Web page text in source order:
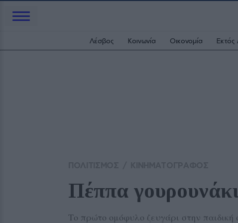
Λέσβος Κοινωνία Οικονομία
Πέππα
Το πρώτο ομόφυλο ζευγάρι στην παιδική